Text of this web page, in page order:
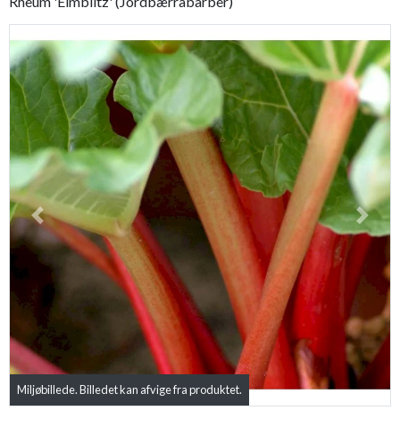
Miljøbillede. Billedet kan afvige fra produktet.
Previous Next